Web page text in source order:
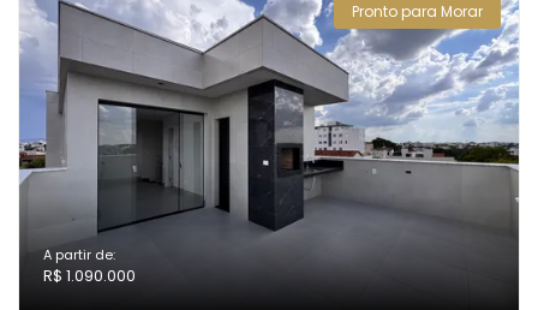
Pronto para Morar
A partir de:
R$ 1.090.000